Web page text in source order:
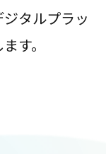
タルプラッ
す。